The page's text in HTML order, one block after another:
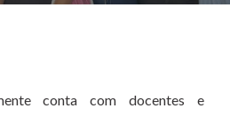
conta com docentes e